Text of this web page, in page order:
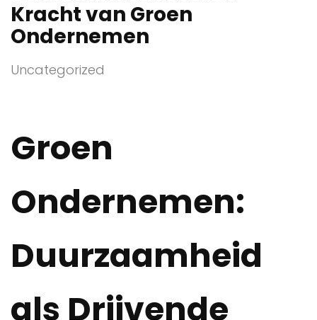
Kracht van Groen
Ondernemen
Uncategorized
Groen
Ondernemen:
Duurzaamheid
als Drijvende